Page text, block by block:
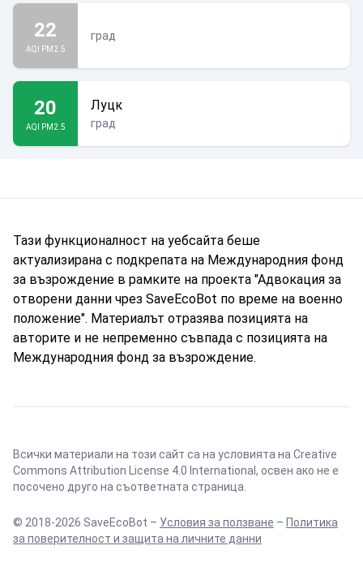
22
AQI PM2.5
град
20
AQI PM2.5
Луцк
град
Тази функционалност на уебсайта беше
актуализирана с подкрепата на Международния фонд
за възрождение в рамките на проекта "Адвокация за
отворени данни чрез SaveEcoBot по време на военно
положение". Материалът отразява позицията на
авторите и не непременно съвпада с позицията на
Международния фонд за възрождение.
Всички материали на този сайт са на условията на Creative
Commons Attribution License 4.0 International , освен ако не е
посочено друго на съответната страница.
© 2018-2026 SaveEcoBot – Условия за ползване – Политика
за поверителност и защита на личните данни